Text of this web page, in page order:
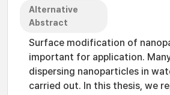
Alternative
Abstract
Surface modification of
important for application.
dispersing nanoparticles in
carried out. In this thesis, we